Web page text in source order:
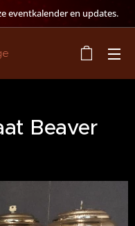
eventkalender en updates.
Beaver